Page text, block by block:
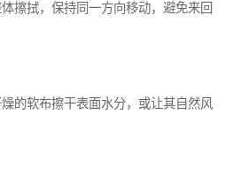
擦拭，保持同一方向移动，避免来回
的软布擦干表面水分，或让其自然风